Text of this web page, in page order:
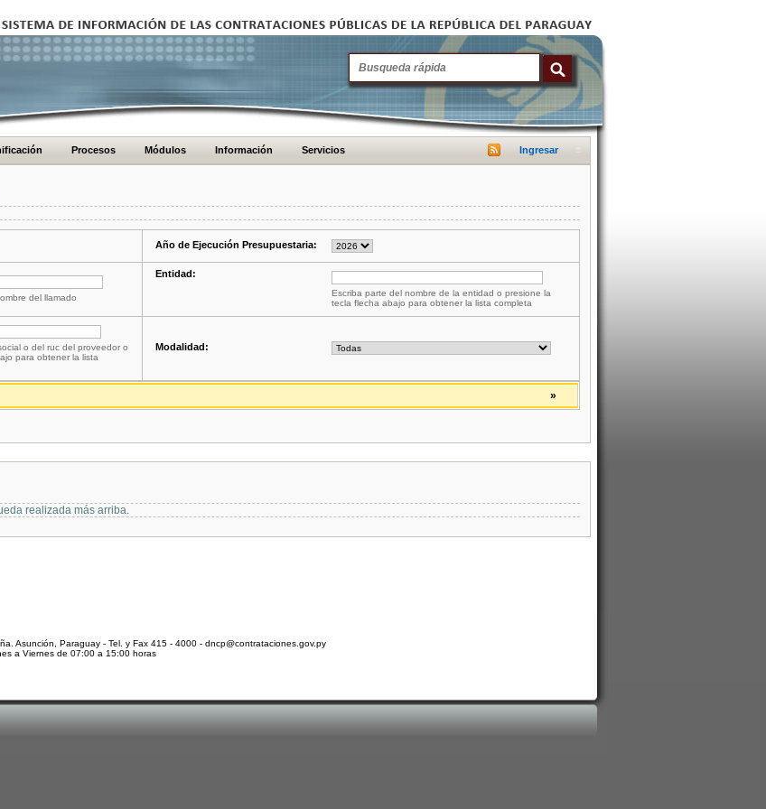
Procesos Módulos Información Servicios Ingresar
Año de Ejecución Presupuestaria:
del llamado
Entidad:
Escriba parte del nombre de la entidad o presione la
tecla flecha abajo para obtener la lista completa
o del ruc del proveedor o
para obtener la lista
Modalidad:
»
realizada más arriba.
Asunción, Paraguay - Tel. y Fax 415 - 4000 - dncp@contrataciones.gov.py
a Viernes de 07:00 a 15:00 horas